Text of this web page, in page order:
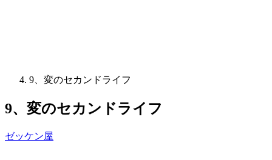
9、変のセカンドライフ
9、変のセカンドライフ
ゼッケン屋